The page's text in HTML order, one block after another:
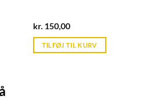
kr.150,00Current
is:
kr. 39,95.
TILFØJ TIL KURV